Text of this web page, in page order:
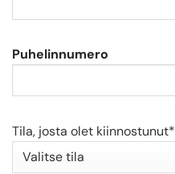
Puhelinnumero
Tila, josta olet kiinnostunut*